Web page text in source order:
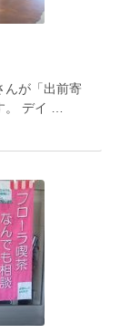
んが「出前寄
デイ …